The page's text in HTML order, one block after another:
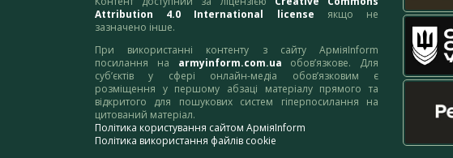
Attribution 4.0 International license якщо не
зазначено інше.
При використанні контенту з сайту АрміяInform
посилання на armyinform.com.ua обов’язкове. Для
суб’єктів у сфері онлайн-медіа обов’язковим є
розміщення у першому абзаці матеріалу прямого та
відкритого для пошукових систем гіперпосилання на
цитований матеріал.
Політика користування сайтом АрміяInform
Політика використання файлів cookie